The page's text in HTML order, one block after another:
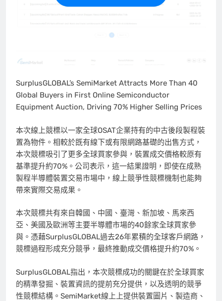
SurplusGLOBAL’s SemiMarket Attracts More Than 40
Global Buyers in First Online Semiconductor
Equipment Auction, Driving 70% Higher Selling Prices
本次線上競標以一家全球OSAT企業持有的中古後段製程裝
置為物件。相較於既有線下或有限網路基礎的出售方式，
本次競標吸引了更多全球買家參與，裝置成交價格較原有
基準提升約70%。公司表示，這一結果證明，即使在成熟
製程半導體裝置交易市場中，線上競爭性競標機制也能夠
帶來實際交易成果。
本次競標共有來自韓國、中國、臺灣、新加坡、馬來西
亞、美國及歐洲等主要半導體市場的40餘家全球買家參
與。憑藉SurplusGLOBAL過去26年累積的全球客戶網路，
競標過程形成充分競爭，最終推動成交價格提升約70%。
SurplusGLOBAL指出，本次競標成功的關鍵在於全球買家
的精準發掘、裝置資訊的提前充分提供，以及透明的競爭
性競標結構。SemiMarket線上上提供裝置圖片、製造商、